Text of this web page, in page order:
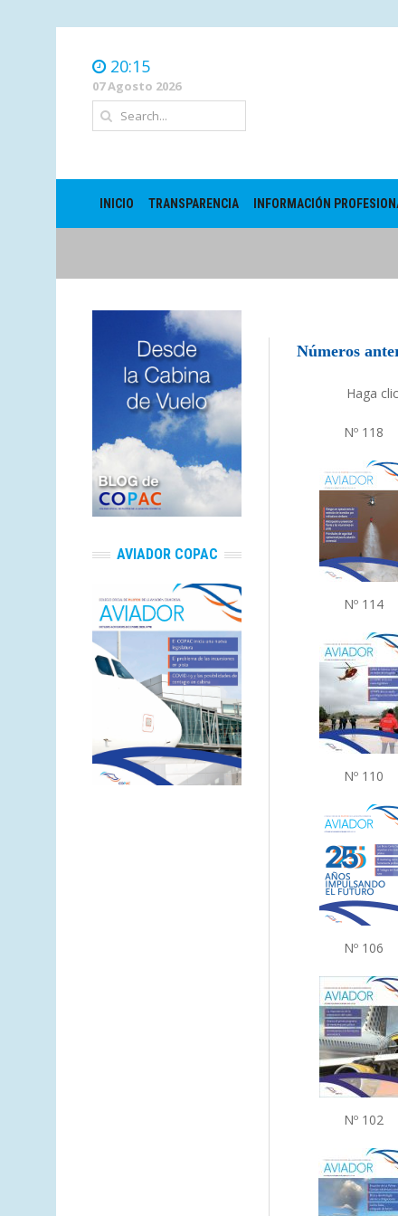
20:15
07 Agosto 2026
INICIO TRANSPARENCIA INFORMACIÓN
Números
Haga
Nº 118
Nº 114
Nº 110
Nº 106
Nº 102
AVIADOR COPAC